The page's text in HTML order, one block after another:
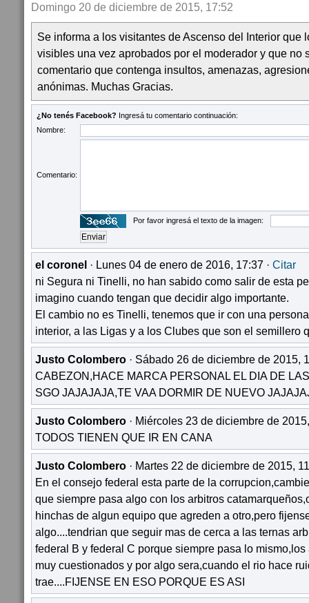
Domingo 20 de diciembre de 2015, 17:52
Se informa a los visitantes de Ascenso del Interior que
visibles una vez aprobados por el moderador y que no
comentario que contenga insultos, amenazas,
anónimas. Muchas Gracias.
¿No tenés Facebook? Ingresá tu comentario continuación:
Nombre:
Comentario:
Por favor ingresá el texto de la imagen:
el coronel · Lunes 04 de enero de 2016, 17:37 · Citar
ni Segura ni Tinelli, no han sabido como salir de esta
imagino cuando tengan que decidir algo importante.
El cambio no es Tinelli, tenemos que ir con una
interior, a las Ligas y a los Clubes que son el semillero
Justo Colombero · Sábado 26 de diciembre de 2015,
CABEZON,HACE MARCA PERSONAL EL DIA DE
SGO JAJAJAJA,TE VAA DORMIR DE NUEVO
Justo Colombero · Miércoles 23 de diciembre de
TODOS TIENEN QUE IR EN CANA
Justo Colombero · Martes 22 de diciembre de 2015,
En el consejo federal esta parte de la
que siempre pasa algo con los arbitros
hinchas de algun equipo que agreden a otro,pero
algo....tendrian que seguir mas de cerca a las ternas
federal B y federal C porque siempre pasa lo
muy cuestionados y por algo sera,cuando el rio hace
trae....FIJENSE EN ESO PORQUE ES ASI